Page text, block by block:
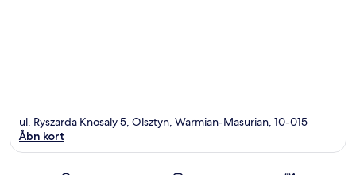
ul. Ryszarda Knosaly 5, Olsztyn, Warmian-Masurian, 10-015
Åbn kort